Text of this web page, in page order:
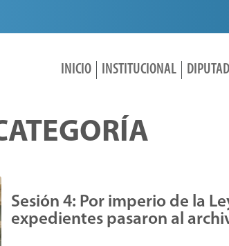
INICIO INSTITUCIONAL
Sesión 4: Por imperio de la
expedientes pasaron al